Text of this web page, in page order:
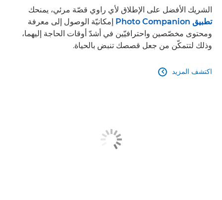
الشريك الأفضل على الإطلاق لأي راوي قصّة مرئي، يمنحك
تطبيق Photo Companion
إمكانيّة الوصول إلى معرفة
ومحتوى مخصّصين واحترافيّين في أشدّ أوقات الحاجة إليهما،
وذلك لتتمكّن من جعل قصصك تنبض بالحياة.
اكتشف المزيد 